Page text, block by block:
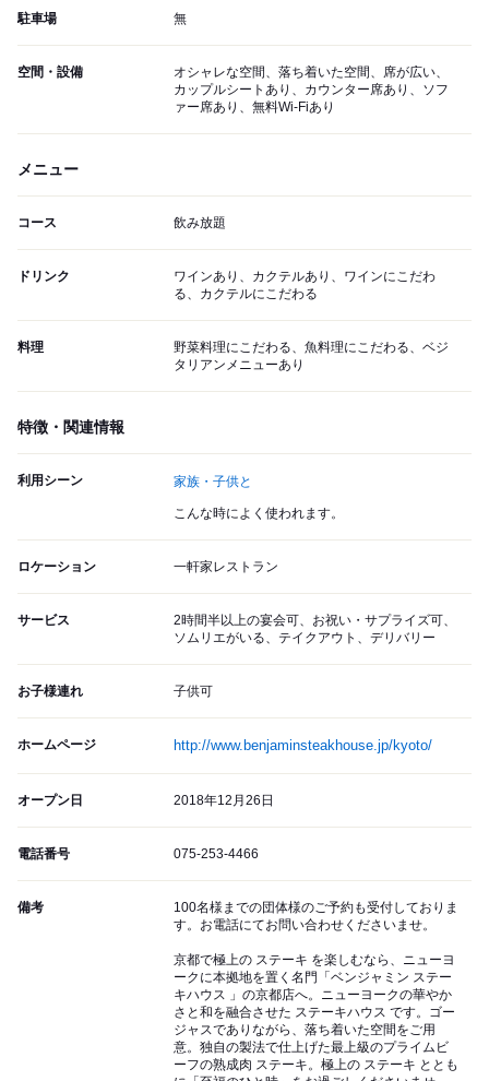
駐車場 無
空間・設備
オシャレな空間、落ち着いた空間、席が広い、
カップルシートあり、カウンター席あり、ソフ
ァー席あり、無料Wi-Fiあり
メニュー
コース 飲み放題
ドリンク
ワインあり、カクテルあり、ワインにこだわ
る、カクテルにこだわる
料理
野菜料理にこだわる、魚料理にこだわる、ベジ
タリアンメニューあり
特徴・関連情報
利用シーン 家族・子供と
こんな時によく使われます。
ロケーション 一軒家レストラン
サービス
2時間半以上の宴会可、お祝い・サプライズ可、
ソムリエがいる、テイクアウト、デリバリー
お子様連れ 子供可
ホームページ http://www.benjaminsteakhouse.jp/kyoto/
オープン日 2018年12月26日
電話番号 075-253-4466
備考
100名様までの団体様のご予約も受付しておりま
す。お電話にてお問い合わせくださいませ。
京都で極上の ステーキ を楽しむなら、ニューヨ
ークに本拠地を置く名門「ベンジャミン ステー
キハウス 」の京都店へ。ニューヨークの華やか
さと和を融合させた ステーキハウス です。ゴー
ジャスでありながら、落ち着いた空間をご用
意。独自の製法で仕上げた最上級のプライムビ
ーフの熟成肉 ステーキ。極上の ステーキ ととも